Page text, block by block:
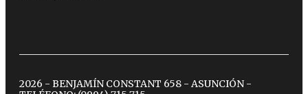
2026 - BENJAMÍN CONSTANT 658 - ASUNCIÓN -